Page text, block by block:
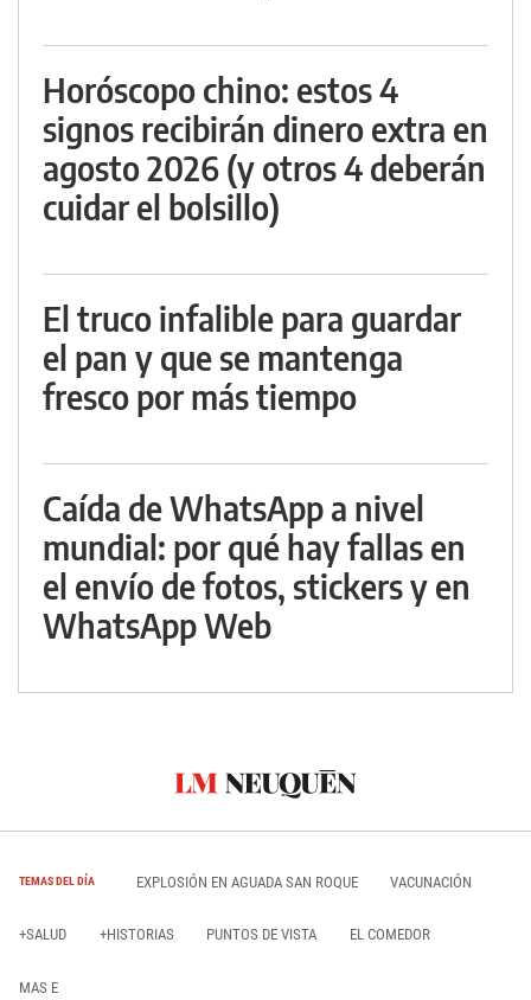
Horóscopo chino: estos 4
signos recibirán dinero extra en
agosto 2026 (y otros 4 deberán
cuidar el bolsillo)
El truco infalible para guardar
el pan y que se mantenga
fresco por más tiempo
Caída de WhatsApp a nivel
mundial: por qué hay fallas en
el envío de fotos, stickers y en
WhatsApp Web
TEMAS DEL DÍA EXPLOSIÓN EN AGUADA SAN ROQUE VACUNACIÓN
+SALUD +HISTORIAS PUNTOS DE VISTA EL COMEDOR
MAS E